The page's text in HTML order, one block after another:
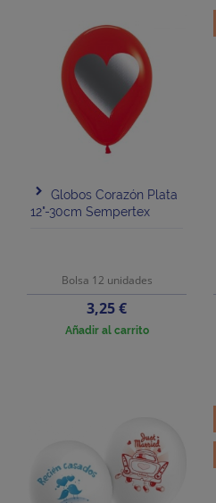
Globos Corazón Plata
12"-30cm Sempertex
Bolsa 12 unidades
Precio
3,25 €
Añadir al carrito